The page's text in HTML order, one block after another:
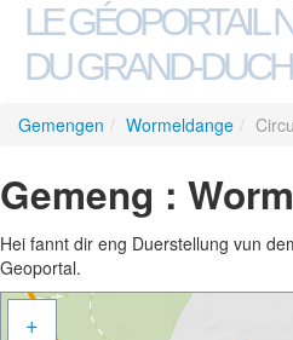
LE GÉOPORTAIL
DU GRAND-
Gemengen / Wormeldange /
Gemeng :
Hei fannt dir eng Duerstellung vun
Geoportal.
+